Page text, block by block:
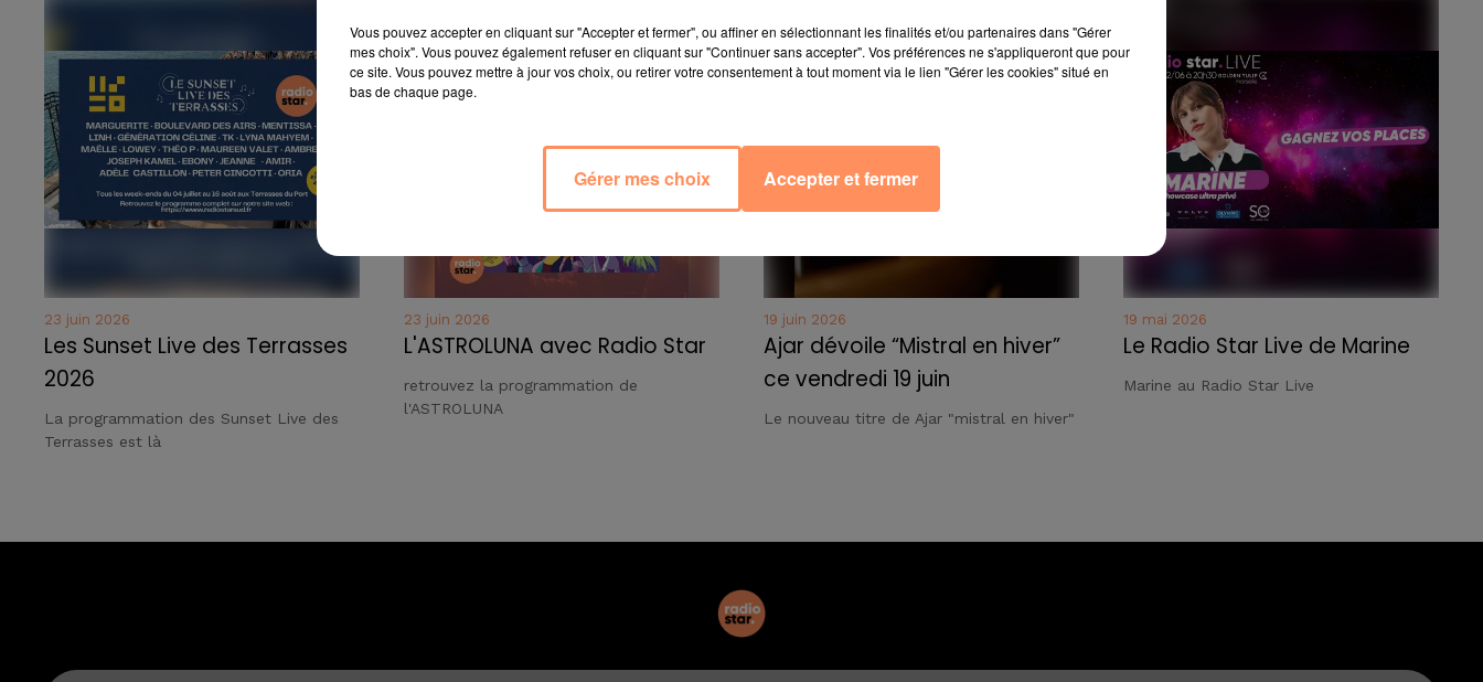
23 juin 2026
Les Sunset Live des Terrasses
2026
La programmation des Sunset Live des
Terrasses est là
23 juin 2026
L'ASTROLUNA avec Radio Star
retrouvez la programmation de
l'ASTROLUNA
19 juin 2026
Ajar dévoile “Mistral en hiver”
ce vendredi 19 juin
Le nouveau titre de Ajar "mistral en hiver"
19 mai 2026
Le Radio Star Live de Marine
Marine au Radio Star Live
Vous pouvez accepter en cliquant sur "Accepter et fermer", ou affiner en sélectionnant les finalités et/ou partenaires dans "Gérer
mes choix". Vous pouvez également refuser en cliquant sur "Continuer sans accepter". Vos préférences ne s'appliqueront que pour
ce site. Vous pouvez mettre à jour vos choix, ou retirer votre consentement à tout moment via le lien "Gérer les cookies" situé en
bas de chaque page.
Gérer mes choix Accepter et fermer